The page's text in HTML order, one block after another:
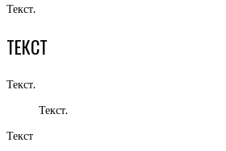
Текст.
ТЕКСТ
Текст.
Текст.
Текст